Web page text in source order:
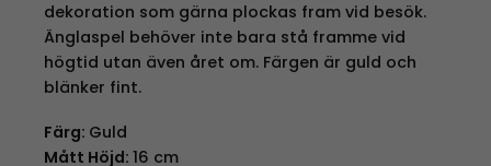
dekoration som gärna plockas fram vid besök.
Änglaspel behöver inte bara stå framme vid
högtid utan även året om. Färgen är guld och
blänker fint.
Färg: Guld
Mått Höjd: 16 cm